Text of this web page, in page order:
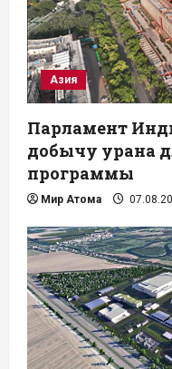
Азия
Парламент
добычу урана
программы
Мир Атома